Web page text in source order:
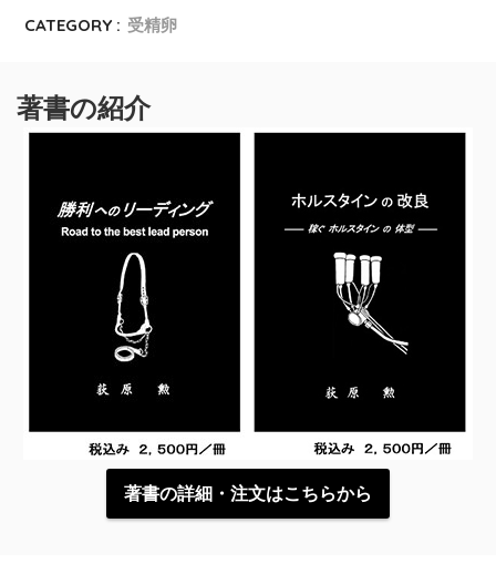
CATEGORY : 受精卵
著書の紹介
著書の詳細・注文はこちらから